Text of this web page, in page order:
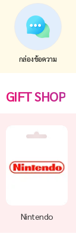
กล่องข้อความ
GIFT SHOP
Nintendo